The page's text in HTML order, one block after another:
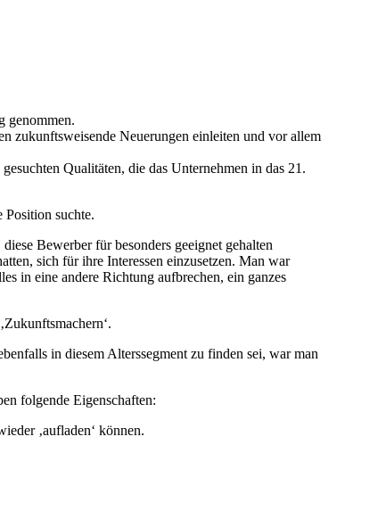
genommen.
zukunftsweisende Neuerungen einleiten und vor allem
Qualitäten, die das Unternehmen in das 21.
suchte.
Bewerber für besonders geeignet gehalten
sich für ihre Interessen einzusetzen. Man war
in eine andere Richtung aufbrechen, ein ganzes
in diesem Alterssegment zu finden sei, war man
folgende Eigenschaften:
‚aufladen‘ können.